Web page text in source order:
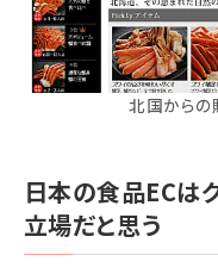
北国からの
日本の食品ECは
立場だと思う